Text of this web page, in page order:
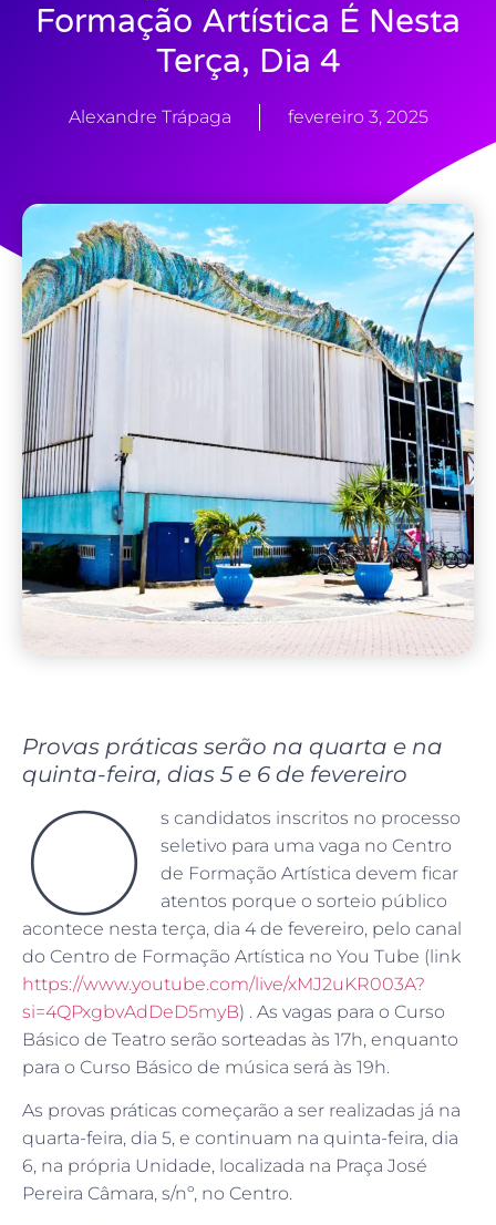
Formação Artística É Nesta
Terça, Dia 4
Alexandre Trápaga fevereiro 3, 2025
Provas práticas serão na quarta e na
quinta-feira, dias 5 e 6 de fevereiro
O
s candidatos inscritos no processo
seletivo para uma vaga no Centro
de Formação Artística devem ficar
atentos porque o sorteio público
acontece nesta terça, dia 4 de fevereiro, pelo canal
do Centro de Formação Artística no You Tube (link
https://www.youtube.com/live/xMJ2uKR003A?
si=4QPxgbvAdDeD5myB) . As vagas para o Curso
Básico de Teatro serão sorteadas às 17h, enquanto
para o Curso Básico de música será às 19h.
As provas práticas começarão a ser realizadas já na
quarta-feira, dia 5, e continuam na quinta-feira, dia
6, na própria Unidade, localizada na Praça José
Pereira Câmara, s/nº, no Centro.